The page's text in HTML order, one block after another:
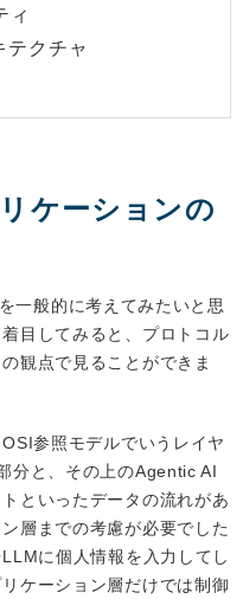
ィ
テクチャ
ケーションの
一般的に考えてみたいと思
目してみると、プロトコル
観点で見ることができま
参照モデルでいうレイヤ
分と、その上のAgentic AI
といったデータの流れがあ
層までの考慮が必要でした
に個人情報を入力してし
ケーション層だけでは制御